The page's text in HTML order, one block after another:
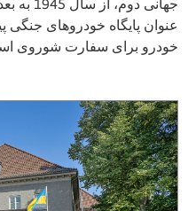
جهانی
عنوان پایگاه خودروهای جنگی
خودرو برای سفارت شوروی